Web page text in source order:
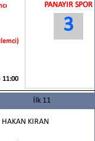
11:00
PANAYIR SPOR
3
İlk 11
HAKAN KIRAN